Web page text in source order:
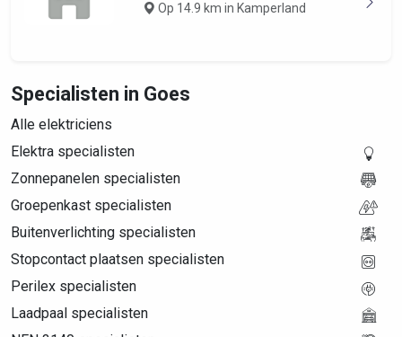
Op 14.9 km in Kamperland
Specialisten in Goes
Alle elektriciens
Elektra specialisten
Zonnepanelen specialisten
Groepenkast specialisten
Buitenverlichting specialisten
Stopcontact plaatsen specialisten
Perilex specialisten
Laadpaal specialisten